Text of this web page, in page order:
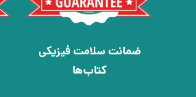
ضمانت سلامت فیزیکی
کتاب‌ها